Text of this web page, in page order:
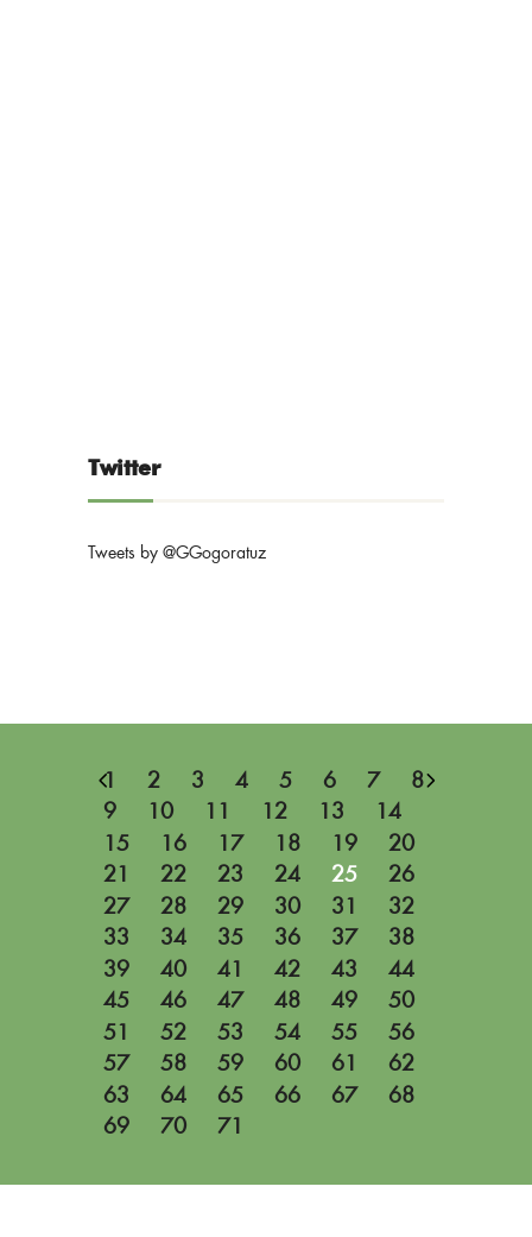
Twitter
Tweets by @GGogoratuz
1 2 3 4 5 6 7
8
9
10 11 12 13
14
15
16 17 18 19
20
21
22 23 24 25
26
27
28 29 30 31
32
33
34 35 36 37
38
39
40 41 42 43
44
45
46 47 48 49
50
51
52 53 54 55
56
57
58 59 60 61
62
63
64 65 66 67
68
69
70 71